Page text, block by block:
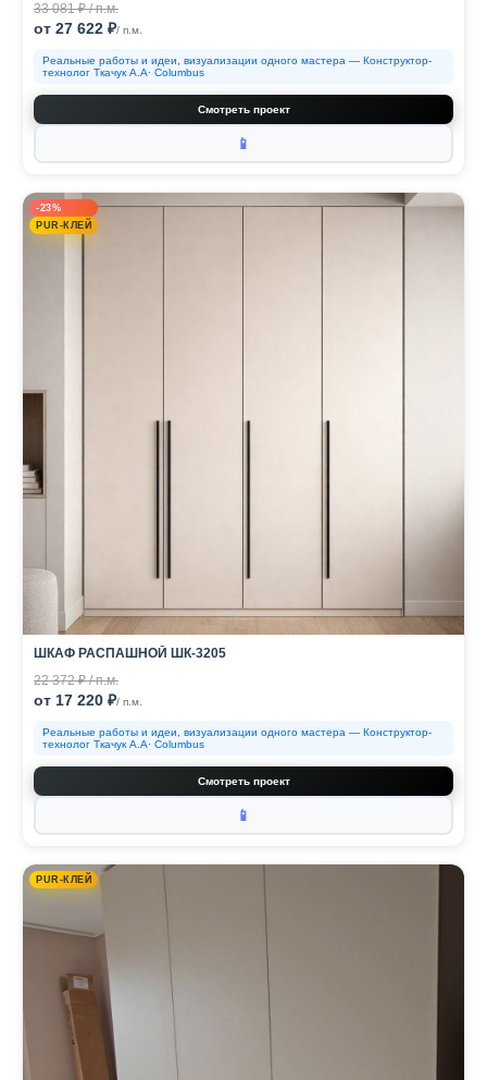
33 081 ₽ / п.м.
от 27 622 ₽/ п.м.
Реальные работы и идеи, визуализации одного мастера — Конструктор-
технолог Ткачук А.А· Columbus
Смотреть проект
📱
-23%
PUR-КЛЕЙ
ШКАФ РАСПАШНОЙ ШК-3205
22 372 ₽ / п.м.
от 17 220 ₽/ п.м.
Реальные работы и идеи, визуализации одного мастера — Конструктор-
технолог Ткачук А.А· Columbus
Смотреть проект
📱
PUR-КЛЕЙ